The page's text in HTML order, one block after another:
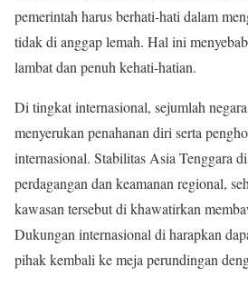
pemerintah harus berhati-hati dalam
tidak di anggap lemah. Hal ini
lambat dan penuh kehati-hatian.
Di tingkat internasional, sejumlah
menyerukan penahanan diri serta
internasional. Stabilitas Asia Tenggara
perdagangan dan keamanan regional,
kawasan tersebut di khawatirkan
Dukungan internasional di harapkan
pihak kembali ke meja perundingan